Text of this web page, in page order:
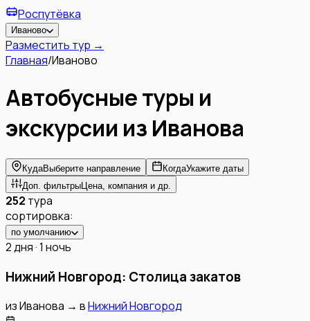
Роспутёвка
Иваново
Разместить тур →
Главная/Иваново
Автобусные туры и
экскурсии из Иванова
КудаВыберите направление КогдаУкажите даты
Доп. фильтры Цена, компания и др.
252 тура
сортировка:
по умолчанию
2 дня · 1 ночь
Нижний Новгород: Столица закатов
изИванова → вНижний Новгород